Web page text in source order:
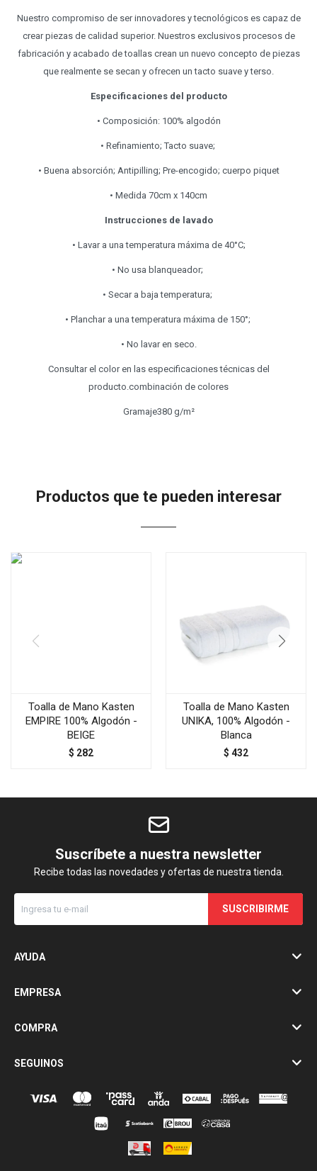
Nuestro compromiso de ser innovadores y tecnológicos es capaz de
crear piezas de calidad superior. Nuestros exclusivos procesos de
fabricación y acabado de toallas crean un nuevo concepto de piezas
que realmente se secan y ofrecen un tacto suave y terso.
Especificaciones del producto
• Composición: 100% algodón
• Refinamiento; Tacto suave;
• Buena absorción; Antipilling; Pre-encogido; cuerpo piquet
• Medida 70cm x 140cm
Instrucciones de lavado
• Lavar a una temperatura máxima de 40°C;
• No usa blanqueador;
• Secar a baja temperatura;
• Planchar a una temperatura máxima de 150°;
• No lavar en seco.
Consultar el color en las especificaciones técnicas del
producto.combinación de colores
Gramaje380 g/m²
Productos que te pueden interesar
Toalla de Mano Kasten
EMPIRE 100% Algodón -
BEIGE
$ 282
Toalla de Mano Kasten
UNIKA, 100% Algodón -
Blanca
$ 432
Suscríbete a nuestra newsletter
Recibe todas las novedades y ofertas de nuestra tienda.
SUSCRIBIRME
AYUDA
EMPRESA
COMPRA
SEGUINOS